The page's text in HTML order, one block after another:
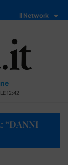
Il Network
12:42
“DANNI